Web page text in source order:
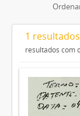
1
resultados com